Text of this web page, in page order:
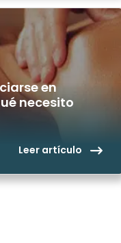
en
necesito
Leer artículo